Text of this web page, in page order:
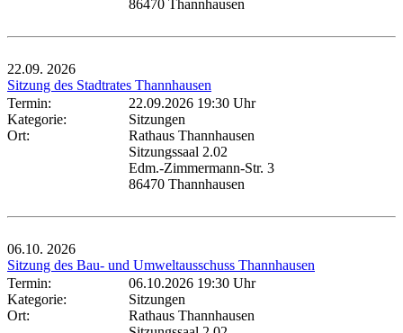
86470 Thannhausen
22.09. 2026
Sitzung des Stadtrates Thannhausen
Termin:
22.09.2026 19:30 Uhr
Kategorie:
Sitzungen
Ort:
Rathaus Thannhausen
Sitzungssaal 2.02
Edm.-Zimmermann-Str. 3
86470 Thannhausen
06.10. 2026
Sitzung des Bau- und Umweltausschuss Thannhausen
Termin:
06.10.2026 19:30 Uhr
Kategorie:
Sitzungen
Ort:
Rathaus Thannhausen